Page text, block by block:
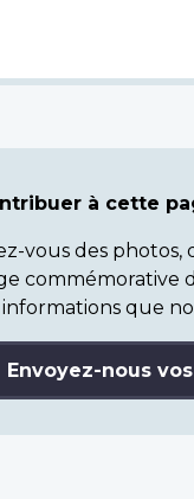
à cette
vous des
commémorative
informations que
Envoyez-nous